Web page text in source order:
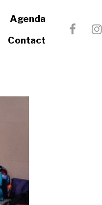
Agenda
Contact